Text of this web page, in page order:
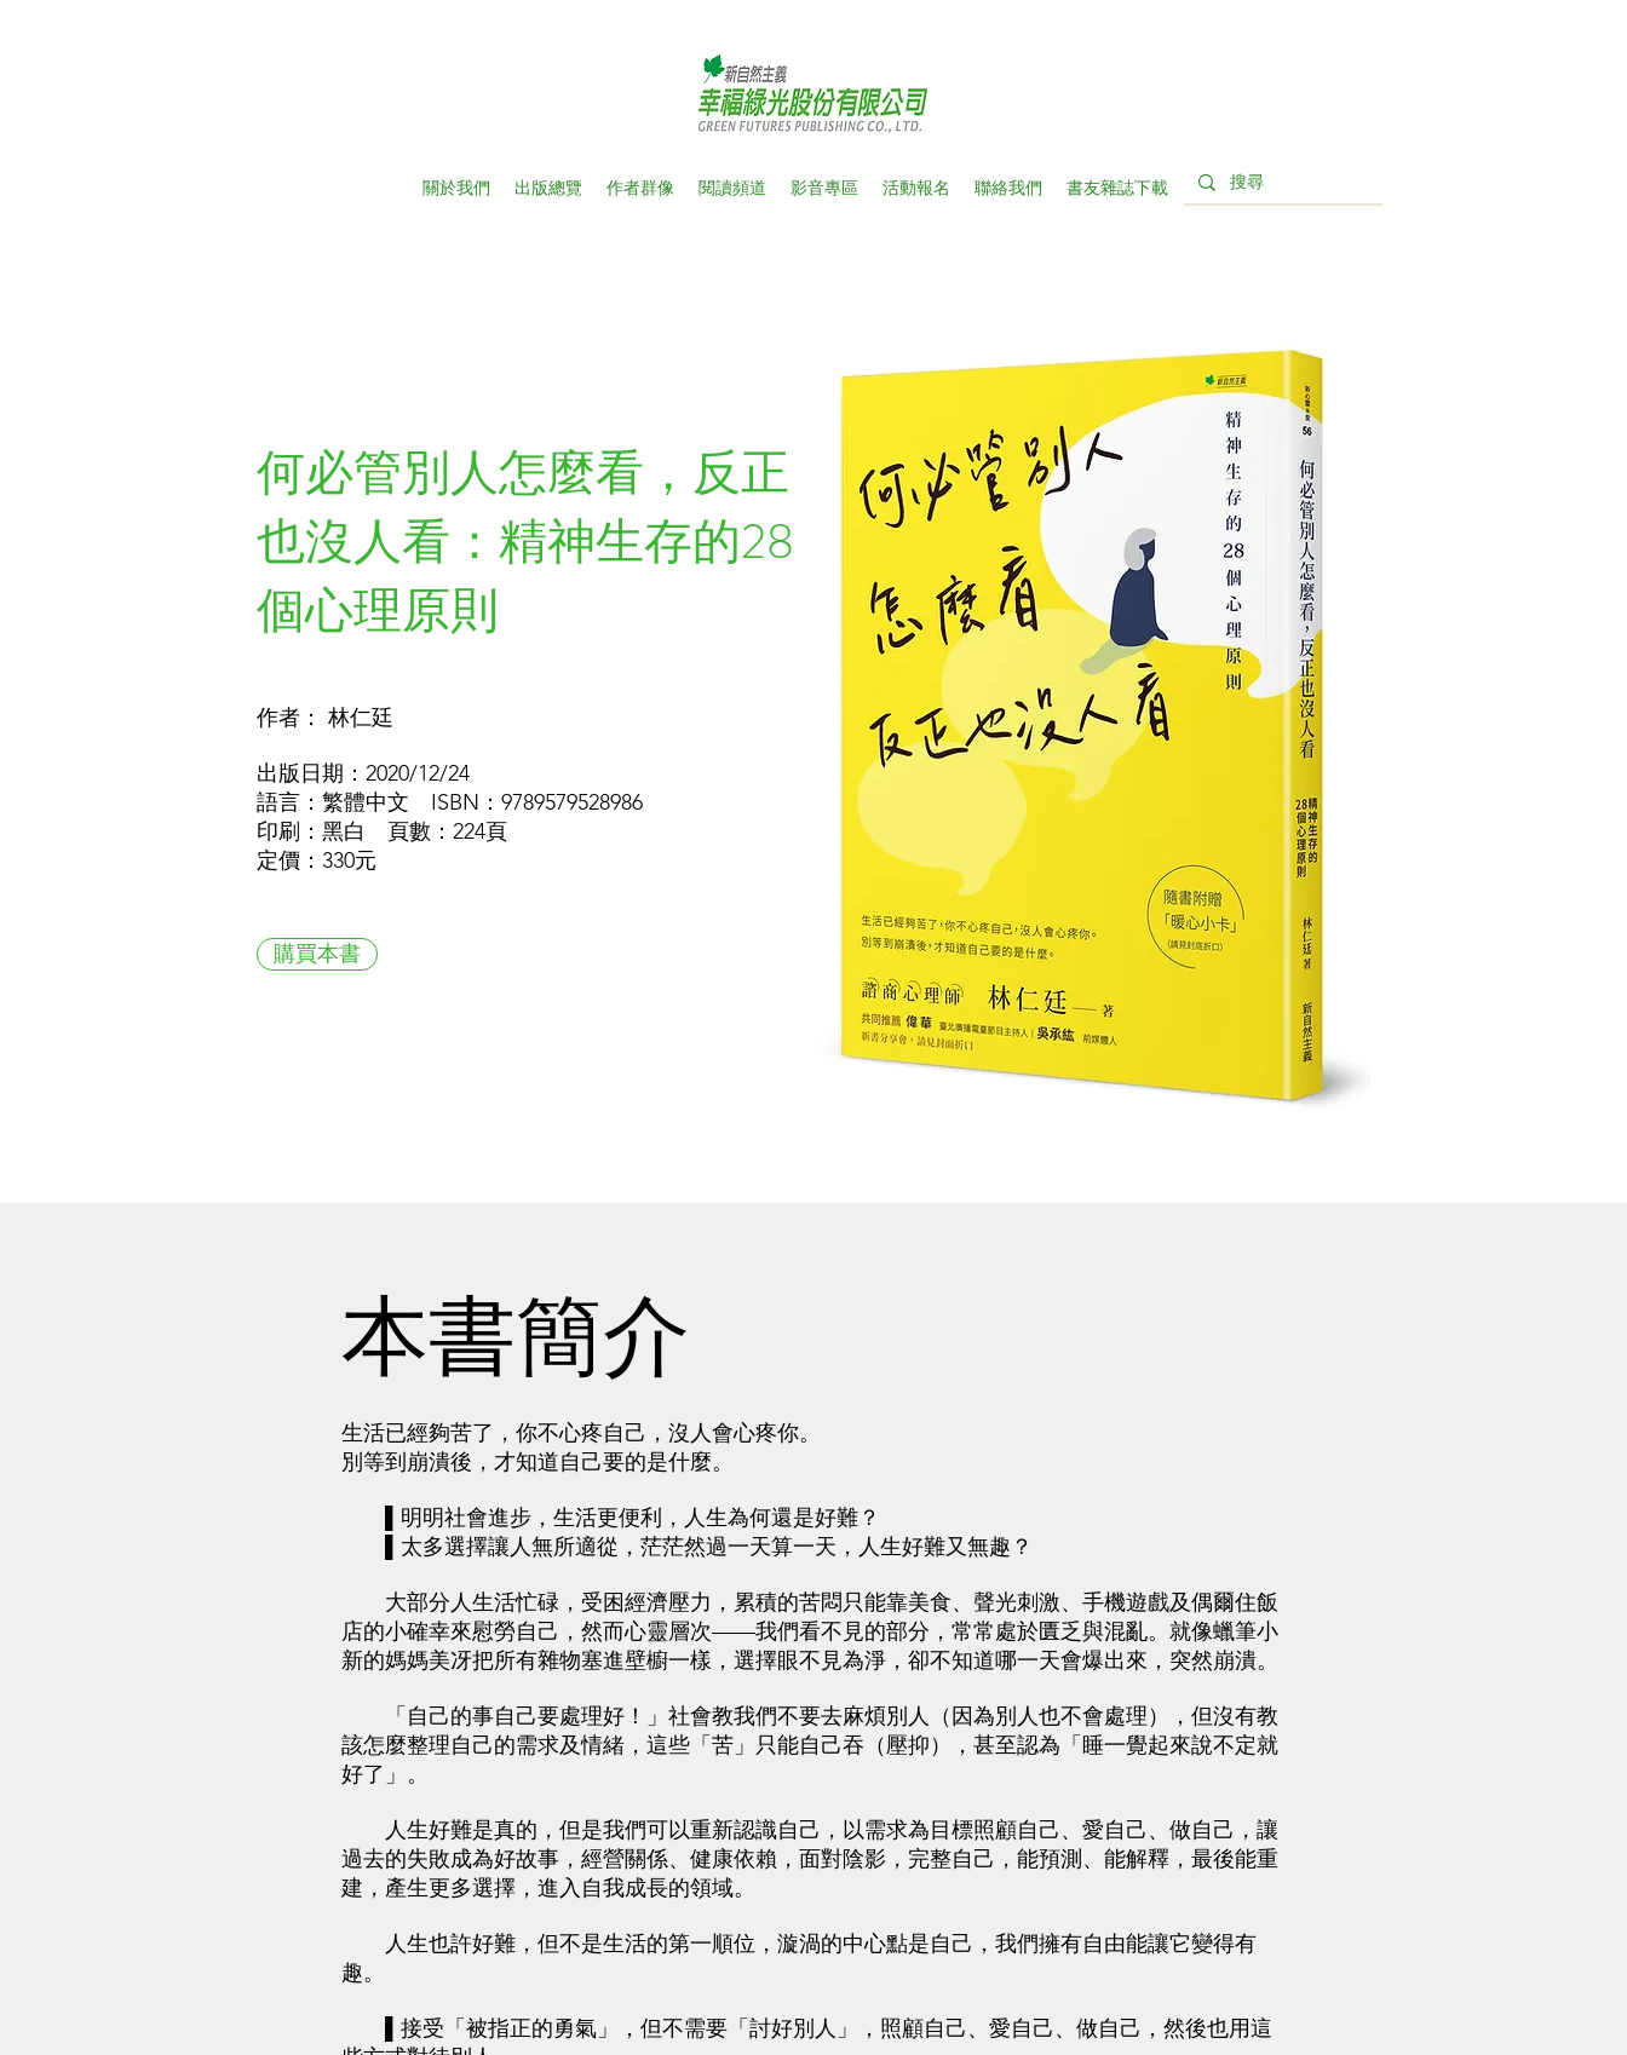
關於我們 出版總覽 作者群像 閱讀頻道 影音專區 活動報名 聯絡我們 書友雜誌下載
何必管別人怎麼看，反正
也沒人看：精神生存的28
個心理原則
作者： 林仁廷
出版日期：2020/12/24
語言：繁體中文 ISBN：9789579528986
印刷：黑白 頁數：224頁
定價：330元
購買本書
本書簡介
生活已經夠苦了，你不心疼自己，沒人會心疼你。
別等到崩潰後，才知道自己要的是什麼。
▌明明社會進步，生活更便利，人生為何還是好難？
▌太多選擇讓人無所適從，茫茫然過一天算一天，人生好難又無趣？
大部分人生活忙碌，受困經濟壓力，累積的苦悶只能靠美食、聲光刺激、手機遊戲及偶爾住飯
店的小確幸來慰勞自己，然而心靈層次——我們看不見的部分，常常處於匱乏與混亂。就像蠟筆小
新的媽媽美冴把所有雜物塞進壁櫥一樣，選擇眼不見為淨，卻不知道哪一天會爆出來，突然崩潰。
「自己的事自己要處理好！」社會教我們不要去麻煩別人（因為別人也不會處理），但沒有教
該怎麼整理自己的需求及情緒，這些「苦」只能自己吞（壓抑），甚至認為「睡一覺起來說不定就
好了」。
人生好難是真的，但是我們可以重新認識自己，以需求為目標照顧自己、愛自己、做自己，讓
過去的失敗成為好故事，經營關係、健康依賴，面對陰影，完整自己，能預測、能解釋，最後能重
建，產生更多選擇，進入自我成長的領域。
人生也許好難，但不是生活的第一順位，漩渦的中心點是自己，我們擁有自由能讓它變得有
趣。
▌接受「被指正的勇氣」，但不需要「討好別人」，照顧自己、愛自己、做自己，然後也用這